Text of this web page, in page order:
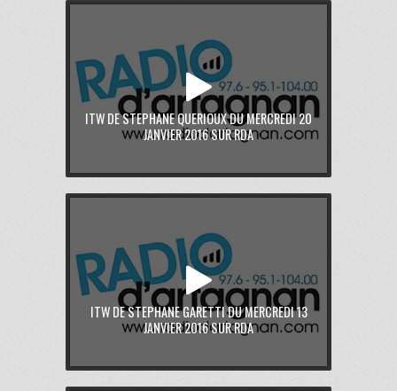
ITW DE STEPHANE QUERIOUX DU MERCREDI 20
JANVIER 2016 SUR RDA
ITW DE STEPHANE GARETTI DU MERCREDI 13
JANVIER 2016 SUR RDA